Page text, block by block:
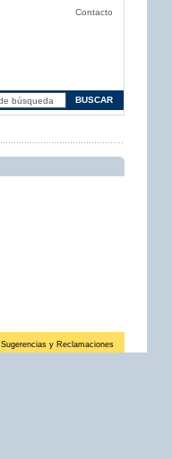
Contacto
Sugerencias y Reclamaciones